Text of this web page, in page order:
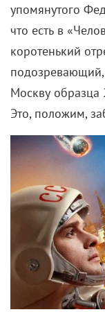
упомянутого
что есть в
коротенький
подозревающий,
Москву образца
Это, положим,